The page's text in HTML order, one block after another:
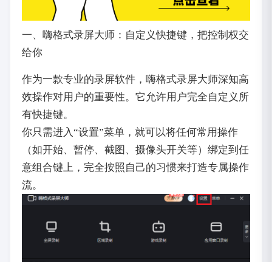
一、嗨格式录屏大师：自定义快捷键，把控制权交
给你
作为一款专业的录屏软件，嗨格式录屏大师深知高
效操作对用户的重要性。它允许用户完全自定义所
有快捷键。
你只需进入“设置”菜单，就可以将任何常用操作
（如开始、暂停、截图、摄像头开关等）绑定到任
意组合键上，完全按照自己的习惯来打造专属操作
流。